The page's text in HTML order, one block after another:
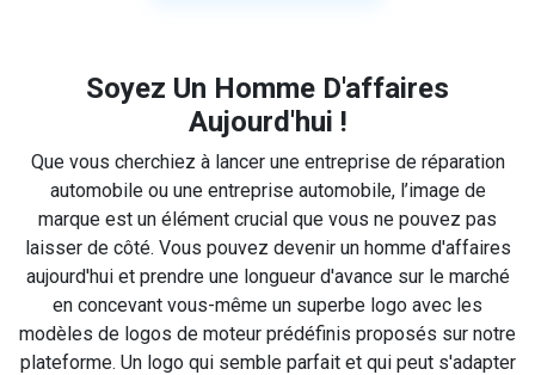
Soyez Un Homme D'affaires
Aujourd'hui !
Que vous cherchiez à lancer une entreprise de réparation
automobile ou une entreprise automobile, l’image de
marque est un élément crucial que vous ne pouvez pas
laisser de côté. Vous pouvez devenir un homme d'affaires
aujourd'hui et prendre une longueur d'avance sur le marché
en concevant vous-même un superbe logo avec les
modèles de logos de moteur prédéfinis proposés sur notre
plateforme. Un logo qui semble parfait et qui peut s'adapter